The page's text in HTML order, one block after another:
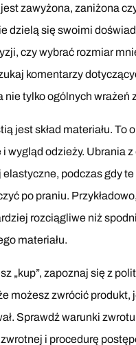
zawyżona, zaniżona
dzielą się swoimi
czy wybrać rozmiar
komentarzy
nie tylko ogólnych wrażeń
jest skład materiału. To
wygląd odzieży. Ubrania
podczas gdy te
po praniu.
rozciągliwe niż
materiału.
„kup”, zapoznaj się z
możesz zwrócić produkt,
Sprawdź warunki
zwrotnej i procedurę